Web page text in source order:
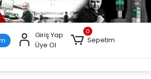
Giriş Yap
Üye Ol
0
Sepetim